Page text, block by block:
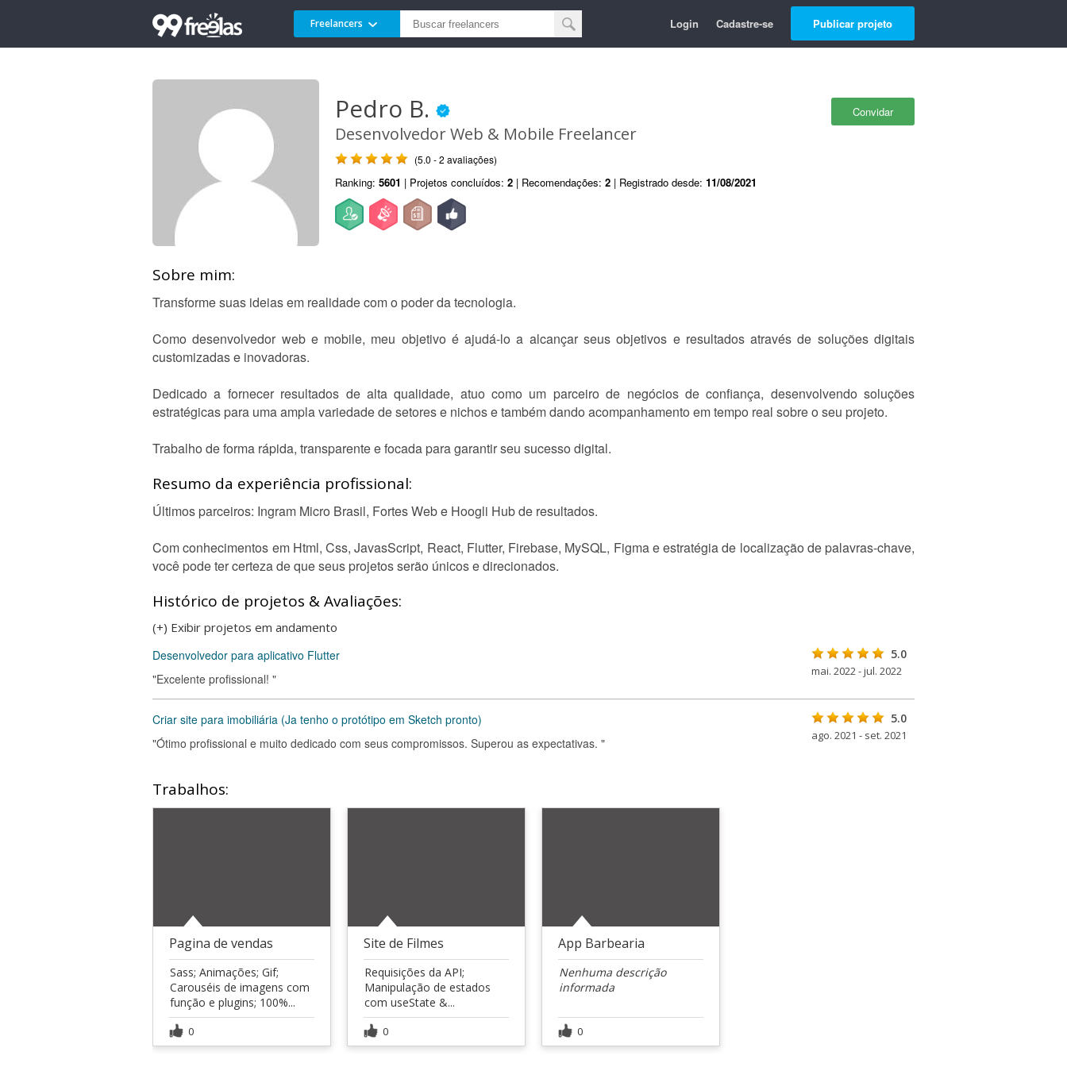
Freelancers Login Cadastre-se Publicar projeto
Convidar
Pedro B.
Desenvolvedor Web & Mobile Freelancer
(5.0 - 2 avaliações)
Ranking: 5601 | Projetos concluídos: 2 | Recomendações: 2 | Registrado desde: 11/08/2021
Sobre mim:
Transforme suas ideias em realidade com o poder da tecnologia.
Como desenvolvedor web e mobile, meu objetivo é ajudá-lo a alcançar seus objetivos e resultados através de soluções digitais
customizadas e inovadoras.
Dedicado a fornecer resultados de alta qualidade, atuo como um parceiro de negócios de confiança, desenvolvendo soluções
estratégicas para uma ampla variedade de setores e nichos e também dando acompanhamento em tempo real sobre o seu projeto.
Trabalho de forma rápida, transparente e focada para garantir seu sucesso digital.
Resumo da experiência profissional:
Últimos parceiros: Ingram Micro Brasil, Fortes Web e Hoogli Hub de resultados.
Com conhecimentos em Html, Css, JavasScript, React, Flutter, Firebase, MySQL, Figma e estratégia de localização de palavras-chave,
você pode ter certeza de que seus projetos serão únicos e direcionados.
Histórico de projetos & Avaliações:
(+) Exibir projetos em andamento
Desenvolvedor para aplicativo Flutter
"Excelente profissional! "
5.0
mai. 2022 - jul. 2022
Criar site para imobiliária (Ja tenho o protótipo em Sketch pronto)
"Ótimo profissional e muito dedicado com seus compromissos. Superou as expectativas. "
5.0
ago. 2021 - set. 2021
Trabalhos:
Pagina de vendas
Sass; Animações; Gif;
Carouséis de imagens com
função e plugins; 100%...
0
Site de Filmes
Requisições da API;
Manipulação de estados
com useState &...
0
App Barbearia
Nenhuma descrição
informada
0